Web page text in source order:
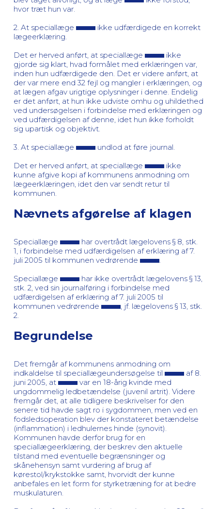
hvor træt hun var.
2. At speciallæge
ikke udfærdigede en korrekt
lægeerklæring.
Det er herved anført, at speciallæge
ikke
gjorde sig klart, hvad formålet med erklæringen var,
inden hun udfærdigede den. Det er videre anført, at
der var mere end 32 fejl og mangler i erklæringen, og
at lægen afgav urigtige oplysninger i denne. Endelig
er det anført, at hun ikke udviste omhu og uhildethed
ved undersøgelsen i forbindelse med erklæringen og
ved udfærdigelsen af denne, idet hun ikke forholdt
sig upartisk og objektivt.
3. At speciallæge
undlod at føre journal.
Det er herved anført, at speciallæge
ikke
kunne afgive kopi af kommunens anmodning om
lægeerklæringen, idet den var sendt retur til
kommunen.
Nævnets afgørelse af klagen
Speciallæge
har overtrådt lægelovens § 8, stk.
1, i forbindelse med udfærdigelsen af erklæring af 7.
juli 2005 til kommunen vedrørende
Speciallæge
har ikke overtrådt lægelovens § 13,
stk. 2, ved sin journalføring i forbindelse med
udfærdigelsen af erklæring af 7. juli 2005 til
kommunen vedrørende
, jf. lægelovens § 13, stk.
2.
Begrundelse
Det fremgår af kommunens anmodning om
indkaldelse til speciallægeundersøgelse til
af 8.
juni 2005, at
var en 18-årig kvinde med
ungdommelig ledbetændelse (juvenil artrit). Videre
fremgår det, at alle tidligere beskrivelser for den
senere tid havde sagt ro i sygdommen, men ved en
fodsledsoperation blev der konstateret betændelse
(inflammation) i ledhulernes hinde (synovit).
Kommunen havde derfor brug for en
speciallægeerklæring, der beskrev den aktuelle
tilstand med eventuelle begrænsninger og
skånehensyn samt vurdering af brug af
kørestol/krykstokke samt, hvorvidt der kunne
anbefales en let form for styrketræning for at bedre
muskulaturen.